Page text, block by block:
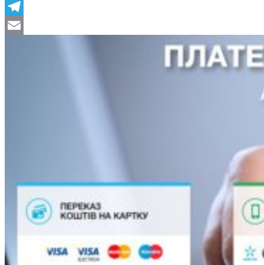
LinkedIn
Telegram